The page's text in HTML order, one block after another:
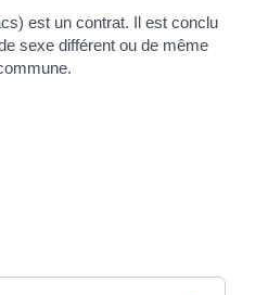
est un contrat. Il est conclu
sexe différent ou de même